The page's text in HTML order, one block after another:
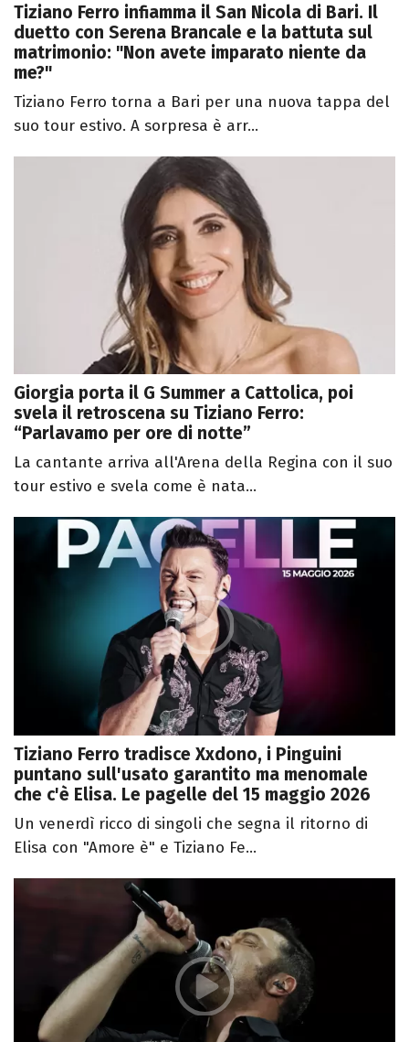
Tiziano Ferro infiamma il San Nicola di Bari. Il
duetto con Serena Brancale e la battuta sul
matrimonio: "Non avete imparato niente da
me?"
Tiziano Ferro torna a Bari per una nuova tappa del
suo tour estivo. A sorpresa è arr...
Giorgia porta il G Summer a Cattolica, poi
svela il retroscena su Tiziano Ferro:
“Parlavamo per ore di notte”
La cantante arriva all'Arena della Regina con il suo
tour estivo e svela come è nata...
Tiziano Ferro tradisce Xxdono, i Pinguini
puntano sull'usato garantito ma menomale
che c'è Elisa. Le pagelle del 15 maggio 2026
Un venerdì ricco di singoli che segna il ritorno di
Elisa con "Amore è" e Tiziano Fe...